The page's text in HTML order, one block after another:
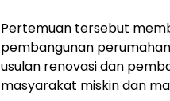
Pertemuan tersebut
pembangunan
usulan renovasi dan
masyarakat miskin dan